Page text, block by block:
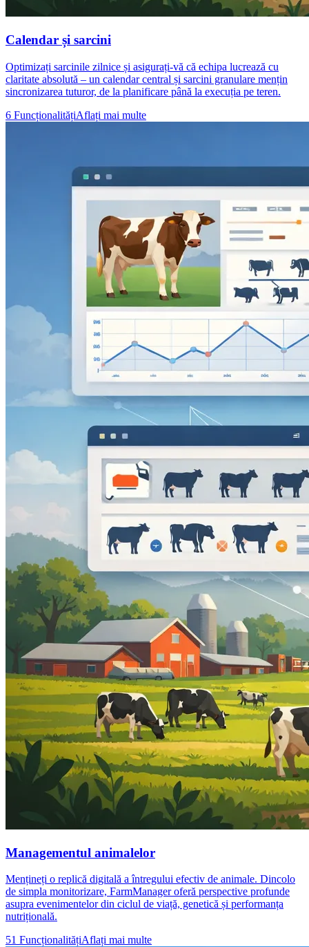
Calendar și sarcini
Optimizați sarcinile zilnice și asigurați-vă că echipa lucrează cu
claritate absolută – un calendar central și sarcini granulare mențin
sincronizarea tuturor, de la planificare până la execuția pe teren.
6 FuncționalitățiAflați mai multe
Managementul animalelor
Mențineți o replică digitală a întregului efectiv de animale. Dincolo
de simpla monitorizare, FarmManager oferă perspective profunde
asupra evenimentelor din ciclul de viață, genetică și performanța
nutrițională.
51 FuncționalitățiAflați mai multe